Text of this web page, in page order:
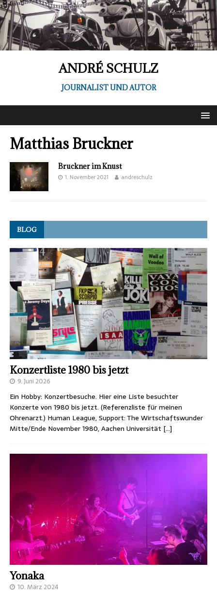
ANDRÉ SCHULZ
JOURNALIST UND AUTOR
Matthias Bruckner
Bruckner im Knust
1. November 2021 andreschulz
BLOG
Konzertliste 1980 bis jetzt
9. Juni 2026
Ein Hobby: Konzertbesuche. Hier eine Liste besuchter
Konzerte von 1980 bis jetzt. (Referenzliste für meinen
Ohrenarzt.) Human League, Support: The Wirtschaftswunder
Mitte/Ende November 1980, Aachen Universität […]
Yonaka
10. März 2024